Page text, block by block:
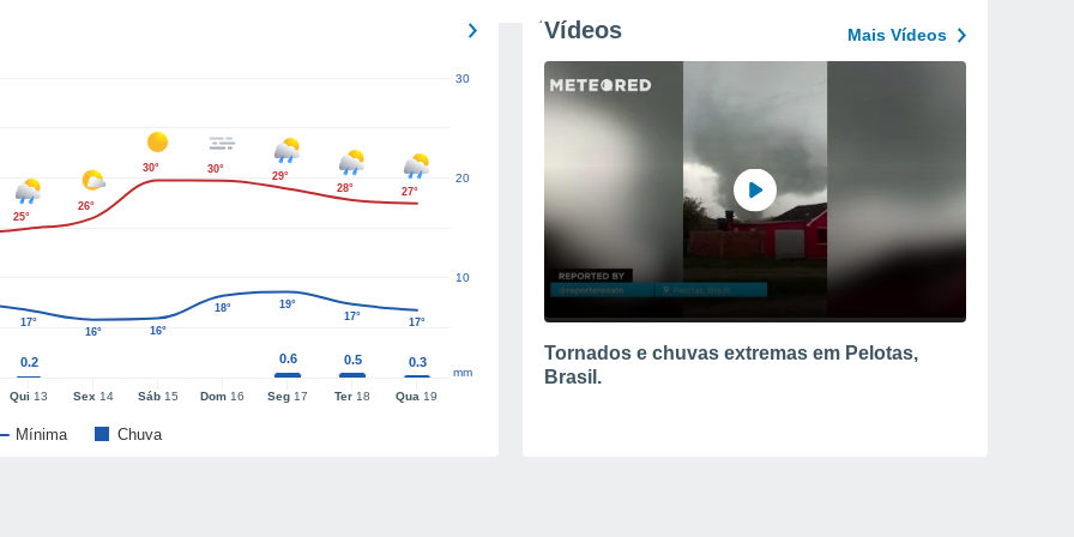
Mínima Chuva
Qui 13 Sex 14 Sáb15 Dom 16 Seg17 Ter18 Qua 19
10
20
30
mm
0.2 0.6 0.5 0.3
25°
26°
30° 30°
29°
28°
27°
17°
16°
16°
18°
19°
17°
17°
Vídeos Mais Vídeos
Tornados e chuvas extremas em Pelotas,
Brasil.